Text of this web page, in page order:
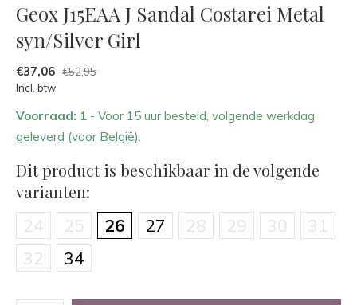
Geox J15EAA J Sandal Costarei Metal
syn/Silver Girl
€37,06 €52,95
Incl. btw
Voorraad: 1 - Voor 15 uur besteld, volgende werkdag
geleverd (voor België).
Dit product is beschikbaar in de volgende
varianten:
24 25 26 27 28 29 30
31
32
34